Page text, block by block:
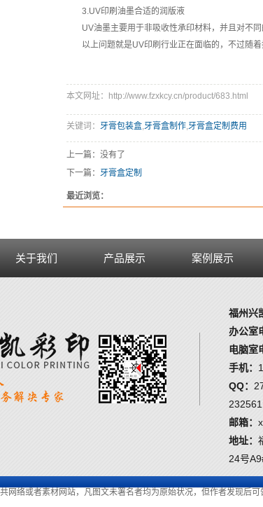
3.UV印刷油墨合适的润版液
UV油墨主要用于非吸收性承印材料，并且对不
以上问题就是UV印刷行业正在面临的，不过随
本文网址：http://www.fzxkcy.cn/product/683.html
关键词： 牙膏包装盒,牙膏盒制作,牙膏盒定制费用
上一篇：没有了
下一篇： 牙膏盒定制
最近浏览：
关于我们 产品展示 案例展示
福州兴
办公室
电脑室
手机：
QQ：
邮箱：
地址：
24号
网络或者素材网站，凡图文未署名者均为原始状况，但作者发现后